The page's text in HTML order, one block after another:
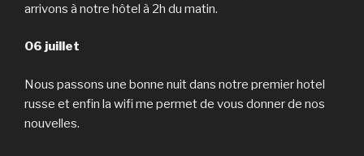
arrivons à notre hôtel à 2h du matin.
06 juillet
Nous passons une bonne nuit dans notre premier hotel
russe et enfin la wifi me permet de vous donner de nos
nouvelles.